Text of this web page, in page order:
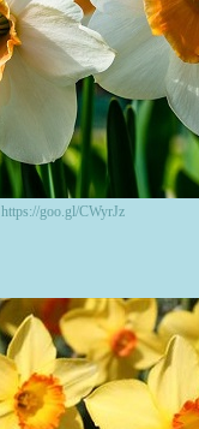
https://goo.gl/CWyrJz